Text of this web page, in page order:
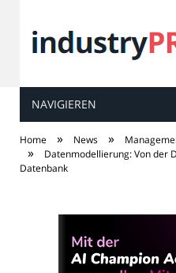
NAVIGIEREN
Home » News »
»
Datenmodellierung: Von der
Datenbank